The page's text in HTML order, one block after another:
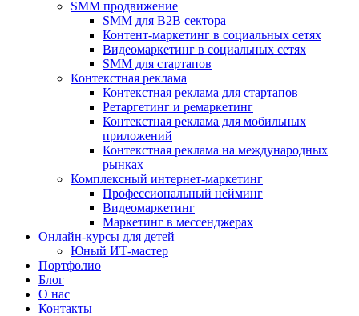
SMM продвижение
SMM для B2B сектора
Контент-маркетинг в социальных сетях
Видеомаркетинг в социальных сетях
SMM для стартапов
Контекстная реклама
Контекстная реклама для стартапов
Ретаргетинг и ремаркетинг
Контекстная реклама для мобильных
приложений
Контекстная реклама на международных
рынках
Комплексный интернет-маркетинг
Профессиональный нейминг
Видеомаркетинг
Маркетинг в мессенджерах
Онлайн-курсы для детей
Юный ИТ-мастер
Портфолио
Блог
О нас
Контакты